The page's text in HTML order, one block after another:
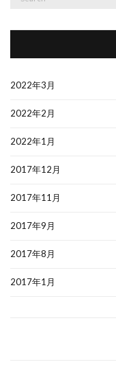
2022年3月
2022年2月
2022年1月
2017年12月
2017年11月
2017年9月
2017年8月
2017年1月